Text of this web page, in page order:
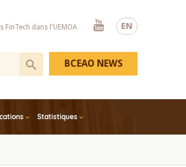
EN
FinTech dans l'UEMOA
Youtube
Statistiques
BCEAO NEWS